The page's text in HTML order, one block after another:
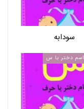
سودابه
اسم دختر با س